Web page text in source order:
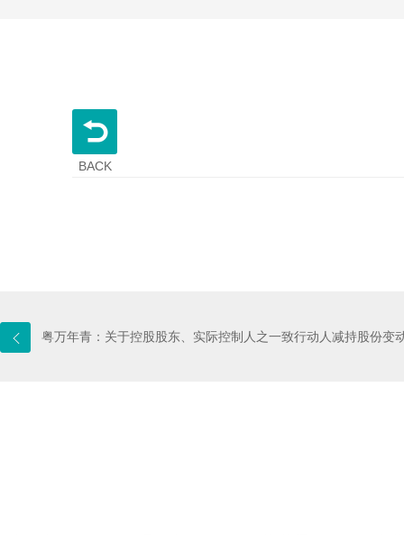
BACK
粤万年青：关于控股股东、实际控制人之一致行动人减持股份变